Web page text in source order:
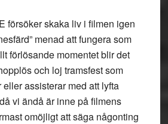
försöker skaka liv i filmen igen
menad att fungera som
förlösande momentet blir det
och loj tramsfest som
assisterar med att lyfta
vi ändå är inne på filmens
omöjligt att säga någonting